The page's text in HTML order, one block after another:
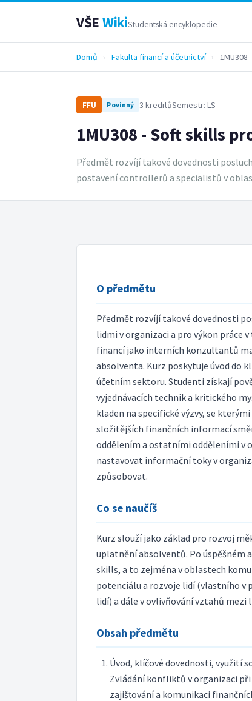
VŠE WikiStudentská encyklopedie
Domů › Fakulta financí a účetnictví › 1MU308
FFU Povinný 3 kreditůSemestr: LS
1MU308 - Soft skills
Předmět rozvíjí takové dovednosti
postavení controllerů a specialistů v
O předmětu
Předmět rozvíjí takové dovednosti
lidmi v organizaci a pro výkon práce
financí jako interních konzultantů
absolventa. Kurz poskytuje úvod do
účetním sektoru. Studenti získají
vyjednávacích technik a kritického
kladen na specifické výzvy, se
složitějších finančních informací
oddělením a ostatními odděleními v
nastavovat informační toky v
způsobovat.
Co se naučíš
Kurz slouží jako základ pro rozvoj
uplatnění absolventů. Po úspěšném
skills, a to zejména v oblastech
potenciálu a rozvoje lidí (vlastního v
lidí) a dále v ovlivňování vztahů
Obsah předmětu
Úvod, klíčové dovednosti, využití
Zvládání konfliktů v organizaci
zajišťování a komunikaci